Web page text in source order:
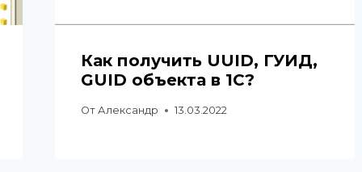
Как получить UUID, ГУИД,
GUID объекта в 1С?
От Александр 13.03.2022